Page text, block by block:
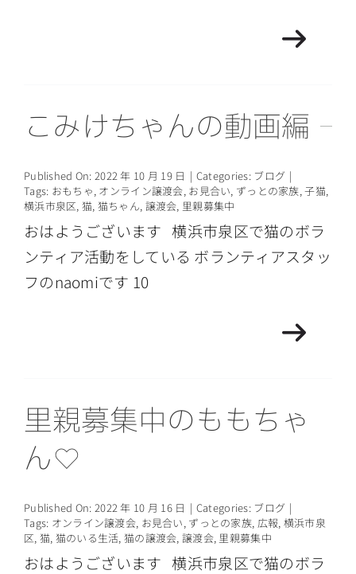
こみけちゃんの動画編
Published On: 2022 年 10 月 19 日 | Categories: ブログ |
Tags: おもちゃ, オンライン譲渡会, お見合い, ずっとの家族,子猫,
横浜市泉区, 猫, 猫ちゃん, 譲渡会, 里親募集中
おはようございます 横浜市泉区で猫のボラ
ンティア活動をしている ボランティアスタッ
フのnaomiです 10
里親募集中のももちゃ
ん♡
Published On: 2022 年 10 月 16 日 | Categories: ブログ |
Tags: オンライン譲渡会, お見合い, ずっとの家族, 広報, 横浜市泉
区, 猫, 猫のいる生活,猫の譲渡会,譲渡会, 里親募集中
おはようございます 横浜市泉区で猫のボラ